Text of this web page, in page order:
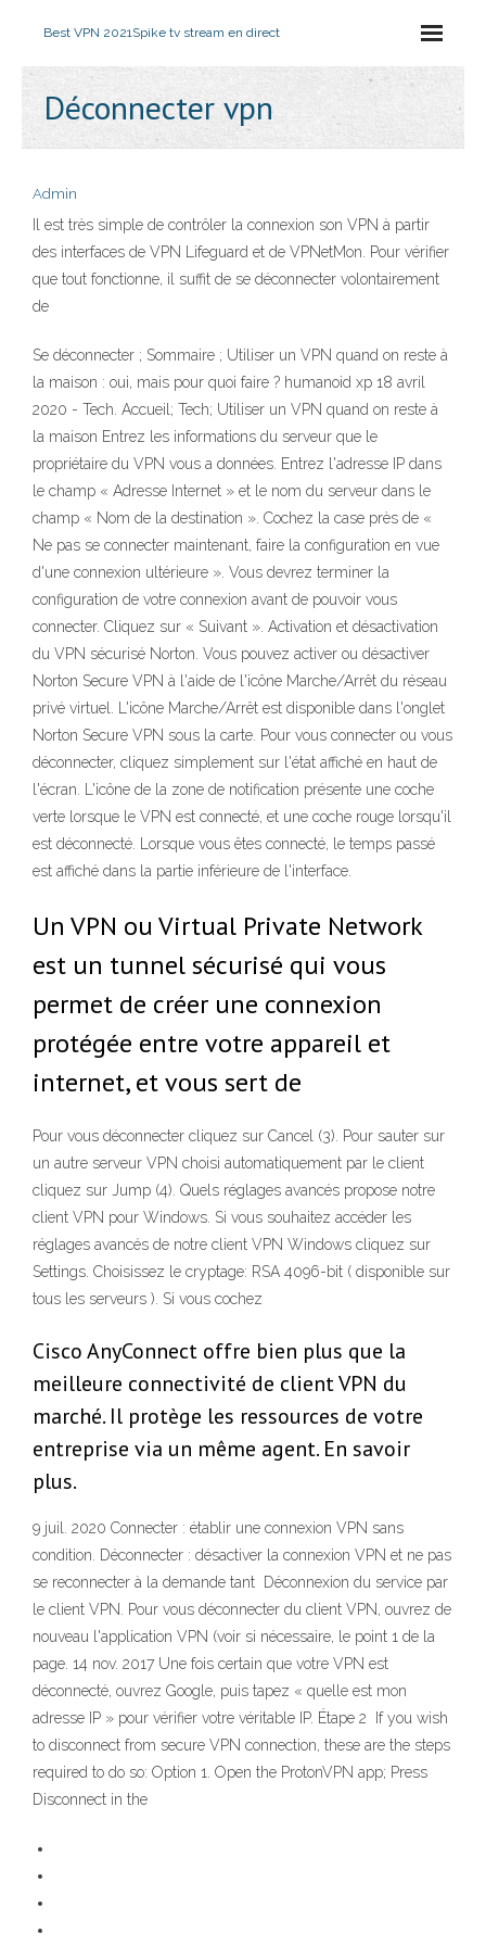
Best VPN 2021Spike tv stream en direct
Déconnecter vpn
Admin
Il est très simple de contrôler la connexion son VPN à partir
des interfaces de VPN Lifeguard et de VPNetMon. Pour vérifier
que tout fonctionne, il suffit de se déconnecter volontairement
de
Se déconnecter ; Sommaire ; Utiliser un VPN quand on reste à
la maison : oui, mais pour quoi faire ? humanoid xp 18 avril
2020 - Tech. Accueil; Tech; Utiliser un VPN quand on reste à
la maison Entrez les informations du serveur que le
propriétaire du VPN vous a données. Entrez l'adresse IP dans
le champ « Adresse Internet » et le nom du serveur dans le
champ « Nom de la destination ». Cochez la case près de «
Ne pas se connecter maintenant, faire la configuration en vue
d'une connexion ultérieure ». Vous devrez terminer la
configuration de votre connexion avant de pouvoir vous
connecter. Cliquez sur « Suivant ». Activation et désactivation
du VPN sécurisé Norton. Vous pouvez activer ou désactiver
Norton Secure VPN à l'aide de l'icône Marche/Arrêt du réseau
privé virtuel. L'icône Marche/Arrêt est disponible dans l'onglet
Norton Secure VPN sous la carte. Pour vous connecter ou vous
déconnecter, cliquez simplement sur l'état affiché en haut de
l'écran. L'icône de la zone de notification présente une coche
verte lorsque le VPN est connecté, et une coche rouge lorsqu'il
est déconnecté. Lorsque vous êtes connecté, le temps passé
est affiché dans la partie inférieure de l'interface.
Un VPN ou Virtual Private Network
est un tunnel sécurisé qui vous
permet de créer une connexion
protégée entre votre appareil et
internet, et vous sert de
Pour vous déconnecter cliquez sur Cancel (3). Pour sauter sur
un autre serveur VPN choisi automatiquement par le client
cliquez sur Jump (4). Quels réglages avancés propose notre
client VPN pour Windows. Si vous souhaitez accéder les
réglages avancés de notre client VPN Windows cliquez sur
Settings. Choisissez le cryptage: RSA 4096-bit ( disponible sur
tous les serveurs ). Si vous cochez
Cisco AnyConnect offre bien plus que la
meilleure connectivité de client VPN du
marché. Il protège les ressources de votre
entreprise via un même agent. En savoir
plus.
9 juil. 2020 Connecter : établir une connexion VPN sans
condition. Déconnecter : désactiver la connexion VPN et ne pas
se reconnecter à la demande tant Déconnexion du service par
le client VPN. Pour vous déconnecter du client VPN, ouvrez de
nouveau l'application VPN (voir si nécessaire, le point 1 de la
page. 14 nov. 2017 Une fois certain que votre VPN est
déconnecté, ouvrez Google, puis tapez « quelle est mon
adresse IP » pour vérifier votre véritable IP. Étape 2 If you wish
to disconnect from secure VPN connection, these are the steps
required to do so: Option 1. Open the ProtonVPN app; Press
Disconnect in the